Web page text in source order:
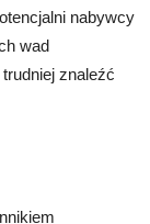
nabywcy
wad
znaleźć